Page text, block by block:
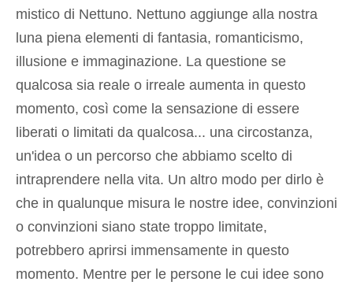
mistico di Nettuno. Nettuno aggiunge alla nostra
luna piena elementi di fantasia, romanticismo,
illusione e immaginazione. La questione se
qualcosa sia reale o irreale aumenta in questo
momento, così come la sensazione di essere
liberati o limitati da qualcosa... una circostanza,
un'idea o un percorso che abbiamo scelto di
intraprendere nella vita. Un altro modo per dirlo è
che in qualunque misura le nostre idee, convinzioni
o convinzioni siano state troppo limitate,
potrebbero aprirsi immensamente in questo
momento. Mentre per le persone le cui idee sono